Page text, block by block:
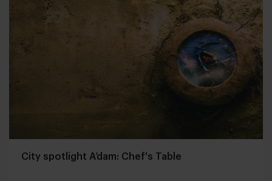
City spotlight A’dam: Chef's Table